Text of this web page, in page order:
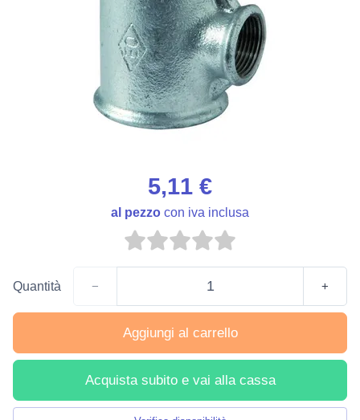
5,11 €
al pezzo con iva inclusa
Quantità − +
Aggiungi al carrello
Acquista subito e vai alla cassa